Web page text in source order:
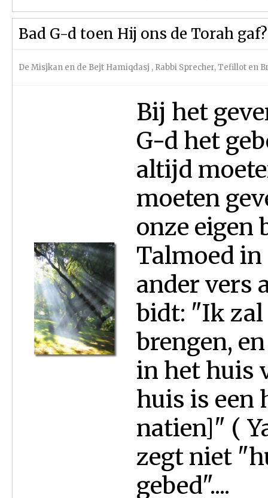
Bad G-d toen Hij ons de Torah gaf?
De Misjkan en de Bejt Hamiqdasj , Rabbi Sprecher,Tefillot en
Bij het
G-d het
altijd
moeten
onze eigen
Talmoed in
ander vers
bidt: "Ik zal
brengen,
in het huis
huis is een
natien]" (
zegt niet
gebed"....